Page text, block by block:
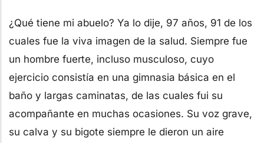
¿Qué tiene mi abuelo? Ya lo dije, 97 años, 91 de los
cuales fue la viva imagen de la salud. Siempre fue
un hombre fuerte, incluso musculoso, cuyo
ejercicio consistía en una gimnasia básica en el
baño y largas caminatas, de las cuales fui su
acompañante en muchas ocasiones. Su voz grave,
su calva y su bigote siempre le dieron un aire